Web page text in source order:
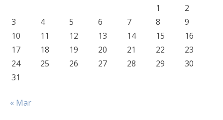
1
2
3
4 5 6 7 8
9
10
11 12 13 14 15
16
17
18 19 20 21 22
23
24
25 26 27 28 29
30
31
« Mar